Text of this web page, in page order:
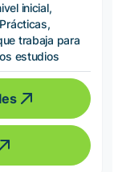
inicial,
trabaja para
estudios